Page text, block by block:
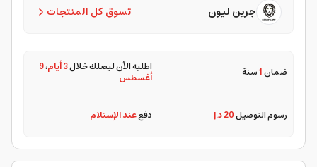
تسوق كل المنتجات جرين ليون
ضمان1سنة اطلبه الآن ليصلك خلال3 أيام ،9
أغسطس
رسوم التوصيل20 د.إ دفععند الإستلام